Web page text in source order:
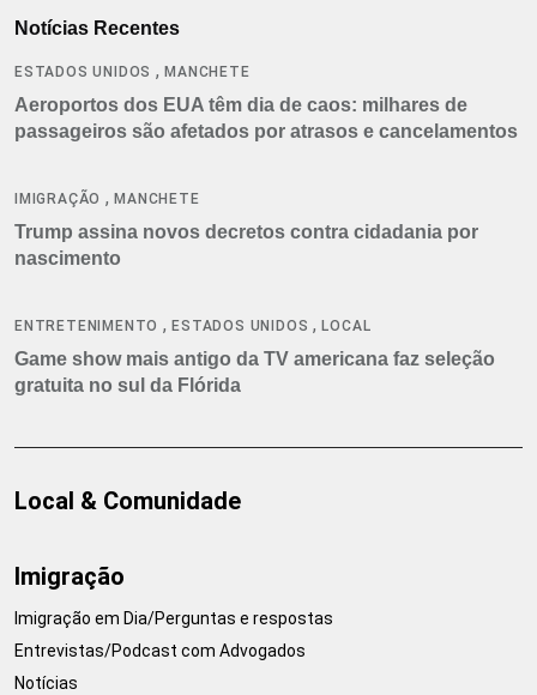
Notícias Recentes
ESTADOS UNIDOS ,MANCHETE
Aeroportos dos EUA têm dia de caos: milhares de
passageiros são afetados por atrasos e cancelamentos
IMIGRAÇÃO ,MANCHETE
Trump assina novos decretos contra cidadania por
nascimento
ENTRETENIMENTO ,ESTADOS UNIDOS ,LOCAL
Game show mais antigo da TV americana faz seleção
gratuita no sul da Flórida
Local & Comunidade
Imigração
Imigração em Dia/Perguntas e respostas
Entrevistas/Podcast com Advogados
Notícias